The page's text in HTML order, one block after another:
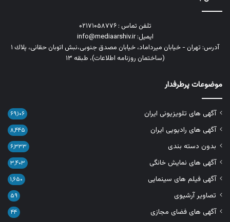
تلفن تماس : ۰۲۱۷۱۰۵۸۷۷۶
ایمیل: info@mediaarshiv.ir
آدرس: تهران - خیابان میرداماد، خیابان مصدق جنوبی،نبش اتوبان حقانی، پلاك ١
(ساختمان روزنامه اطلاعات)، طبقه ۱۳
موضوعات پرطرفدار
آگهی های تلویزیونی ایران ۶۹,۱۰۶
آگهی های رادیویی ایران ۸,۴۴۵
بدون دسته بندی ۶,۳۳۳
آگهی های نمایش خانگی ۳,۴۰۳
آگهی فیلم های سینمایی ۱,۶۵۰
تصاویر آرشیوی ۵۹
آگهی های فضای مجازی ۴۴